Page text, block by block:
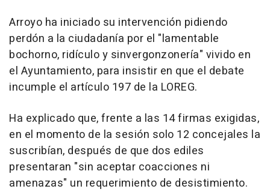
Arroyo ha iniciado su intervención pidiendo
perdón a la ciudadanía por el "lamentable
bochorno, ridículo y sinvergonzonería" vivido en
el Ayuntamiento, para insistir en que el debate
incumple el artículo 197 de la LOREG.
Ha explicado que, frente a las 14 firmas exigidas,
en el momento de la sesión solo 12 concejales la
suscribían, después de que dos ediles
presentaran "sin aceptar coacciones ni
amenazas" un requerimiento de desistimiento.